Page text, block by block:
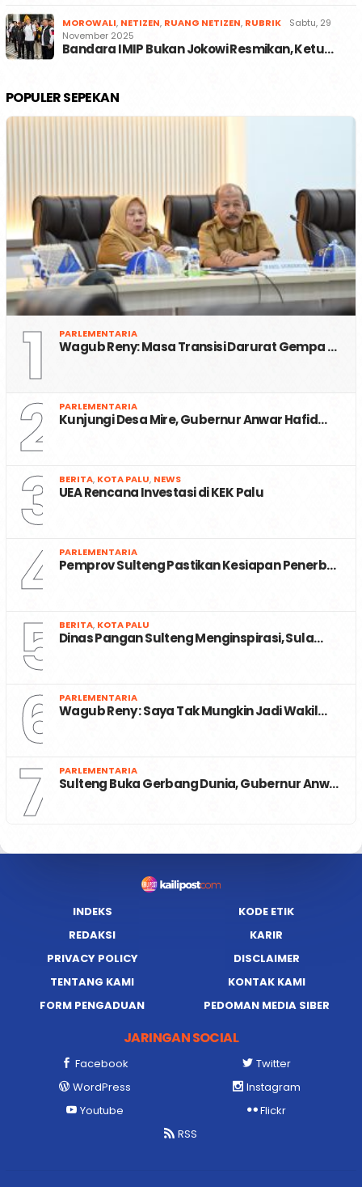
MOROWALI, NETIZEN, RUANG NETIZEN, RUBRIK
Sabtu, 29
November 2025
Bandara IMIP Bukan Jokowi Resmikan, Ketu…
POPULER SEPEKAN
1 PARLEMENTARIA
Wagub Reny: Masa Transisi Darurat Gempa …
2 PARLEMENTARIA
Kunjungi Desa Mire, Gubernur Anwar Hafid…
3 BERITA, KOTA PALU, NEWS
UEA Rencana Investasi di KEK Palu
4 PARLEMENTARIA
Pemprov Sulteng Pastikan Kesiapan Penerb…
5 BERITA, KOTA PALU
Dinas Pangan Sulteng Menginspirasi, Sula…
6 PARLEMENTARIA
Wagub Reny : Saya Tak Mungkin Jadi Wakil…
7 PARLEMENTARIA
Sulteng Buka Gerbang Dunia, Gubernur Anw…
INDEKS
KODE ETIK
REDAKSI
KARIR
PRIVACY POLICY
DISCLAIMER
TENTANG KAMI
KONTAK KAMI
FORM PENGADUAN
PEDOMAN MEDIA SIBER
JARINGAN SOCIAL
Facebook
Twitter
WordPress
Instagram
Youtube
Flickr
RSS